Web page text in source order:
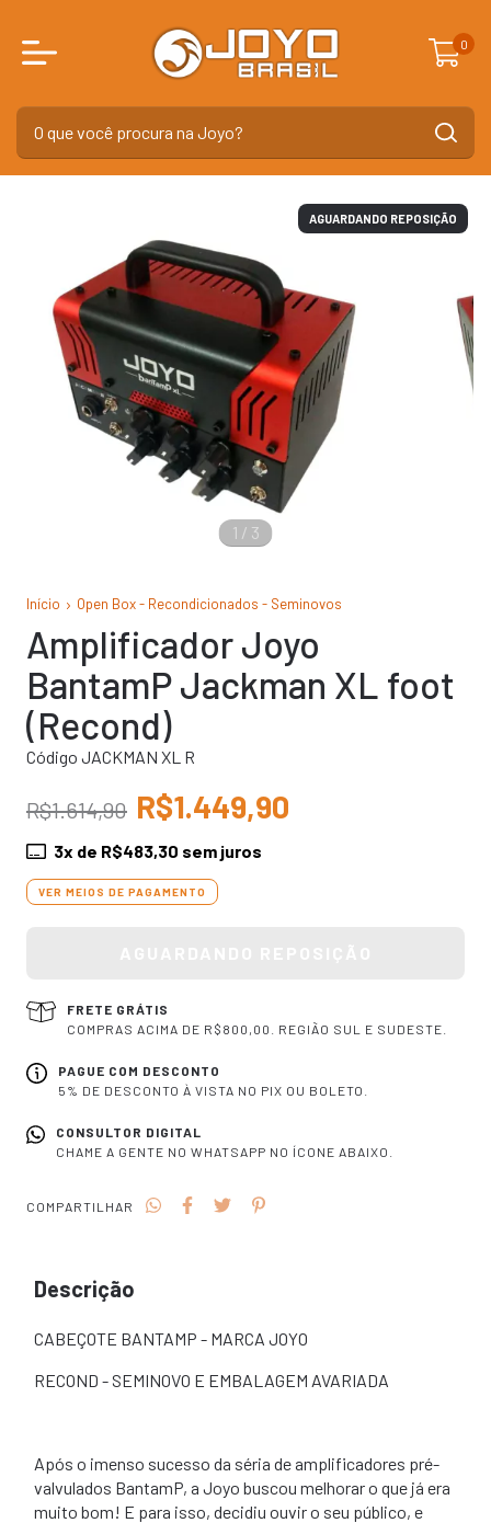
0
AGUARDANDO REPOSIÇÃO
1 / 3
Início Open Box - Recondicionados - Seminovos
Amplificador Joyo
BantamP Jackman XL foot
(Recond)
Código JACKMAN XL R
R$1.614,90 R$1.449,90
3x de R$483,30 sem juros
VER MEIOS DE PAGAMENTO
FRETE GRÁTIS
COMPRAS ACIMA DE R$800,00. REGIÃO SUL E SUDESTE.
PAGUE COM DESCONTO
5% DE DESCONTO À VISTA NO PIX OU BOLETO.
CONSULTOR DIGITAL
CHAME A GENTE NO WHATSAPP NO ÍCONE ABAIXO.
COMPARTILHAR
Descrição
CABEÇOTE BANTAMP - MARCA JOYO
RECOND - SEMINOVO E EMBALAGEM AVARIADA
Após o imenso sucesso da séria de amplificadores pré-
valvulados BantamP, a Joyo buscou melhorar o que já era
muito bom! E para isso, decidiu ouvir o seu público, e